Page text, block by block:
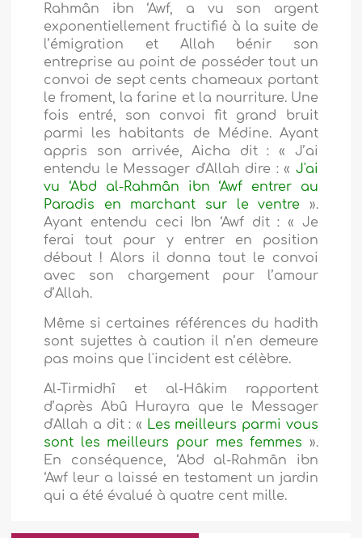
Rahmân ibn ‘Awf, a vu son argent
exponentiellement fructifié à la suite de
l’émigration et Allah bénir son
entreprise au point de posséder tout un
convoi de sept cents chameaux portant
le froment, la farine et la nourriture. Une
fois entré, son convoi fit grand bruit
parmi les habitants de Médine. Ayant
appris son arrivée, Aicha dit : « J’ai
entendu le Messager d'Allah dire : « J'ai
vu ‘Abd al-Rahmân ibn ‘Awf entrer au
Paradis en marchant sur le ventre ».
Ayant entendu ceci Ibn ‘Awf dit : « Je
ferai tout pour y entrer en position
débout ! Alors il donna tout le convoi
avec son chargement pour l’amour
d’Allah.
Même si certaines références du hadith
sont sujettes à caution il n’en demeure
pas moins que l'incident est célèbre.
Al-Tirmidhî et al-Hâkim rapportent
d’après Abû Hurayra que le Messager
d'Allah a dit : « Les meilleurs parmi vous
sont les meilleurs pour mes femmes ».
En conséquence, ‘Abd al-Rahmân ibn
‘Awf leur a laissé en testament un jardin
qui a été évalué à quatre cent mille.